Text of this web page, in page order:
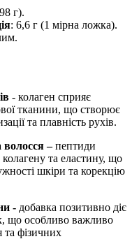
г).
: 6,6 г (1 мірна ложка).
- колаген сприяє
тканини, що створює
та плавність рухів.
–пептиди
та еластину, що
шкіри та корекцію
- добавка позитивно діє
що особливо важливо
та фізичних